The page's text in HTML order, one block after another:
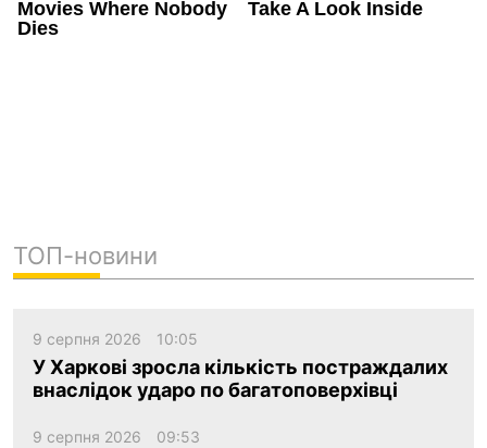
ТОП-новини
9 серпня 2026 10:05
У Харкові зросла кількість постраждалих
внаслідок ударо по багатоповерхівці
9 серпня 2026 09:53